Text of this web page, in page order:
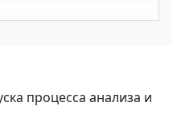
процесса анализа и